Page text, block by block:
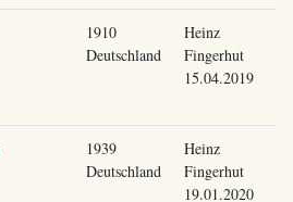
1910
Deutschland
Heinz
Fingerhut
15.04.2019
1939
Deutschland
Heinz
Fingerhut
19.01.2020